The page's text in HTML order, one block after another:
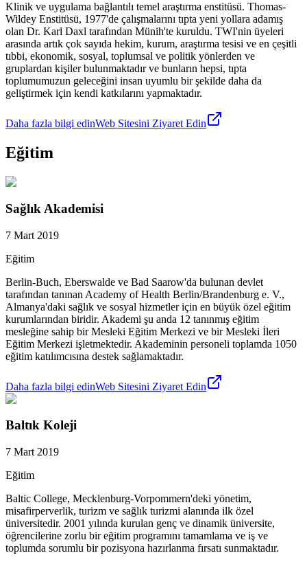
Klinik ve uygulama bağlantılı temel araştırma enstitüsü. Thomas-
Wildey Enstitüsü, 1977'de çalışmalarını tıpta yeni yollara adamış
olan Dr. Karl Daxl tarafından Münih'te kuruldu. TWI'nin üyeleri
arasında artık çok sayıda hekim, kurum, araştırma tesisi ve en çeşitli
tıbbi, ekonomik, sosyal, toplumsal ve politik yönlerden ve
gruplardan kişiler bulunmaktadır ve bunların hepsi, tıpta
toplumumuzun geleceğini insan uyumlu bir şekilde daha da
geliştirmek için kendi katkılarını yapmaktadır.
Daha fazla bilgi edinWeb Sitesini Ziyaret Edin
Eğitim
Sağlık Akademisi
7 Mart 2019
Eğitim
Berlin-Buch, Eberswalde ve Bad Saarow'da bulunan devlet
tarafından tanınan Academy of Health Berlin/Brandenburg e. V.,
Almanya'daki sağlık ve sosyal hizmetler için en büyük özel eğitim
kurumlarından biridir. Akademi şu anda 12 tanınmış eğitim
mesleğine sahip bir Mesleki Eğitim Merkezi ve bir Mesleki İleri
Eğitim Merkezi işletmektedir. Akademinin personeli toplamda 1050
eğitim katılımcısına destek sağlamaktadır.
Daha fazla bilgi edinWeb Sitesini Ziyaret Edin
Baltık Koleji
7 Mart 2019
Eğitim
Baltic College, Mecklenburg-Vorpommern'deki yönetim,
misafirperverlik, turizm ve sağlık turizmi alanında ilk özel
üniversitedir. 2001 yılında kurulan genç ve dinamik üniversite,
öğrencilerine zorlu bir eğitim programını tamamlama ve iş ve
toplumda sorumlu bir pozisyona hazırlanma fırsatı sunmaktadır.